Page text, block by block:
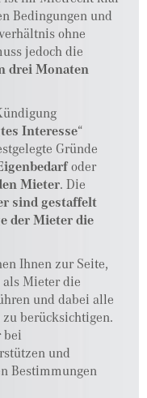
Bedingungen und
ohne
jedoch die
drei Monaten
Interesse“
Gründe
oder
Mieter. Die
sind gestaffelt
der Mieter die
Ihnen zur Seite,
Mieter die
und dabei alle
berücksichtigen.
bei
und
Bestimmungen